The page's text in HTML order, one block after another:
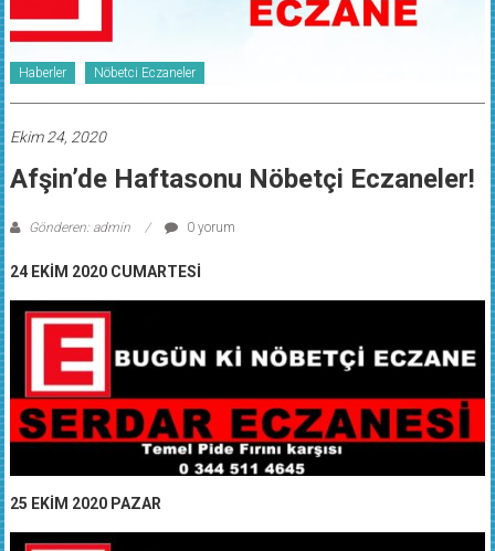
Haberler Nöbetci Eczaneler
Ekim 24, 2020
Afşin’de Haftasonu Nöbetçi Eczaneler!
Gönderen: admin 0 yorum
24 EKİM 2020 CUMARTESİ
25 EKİM 2020 PAZAR